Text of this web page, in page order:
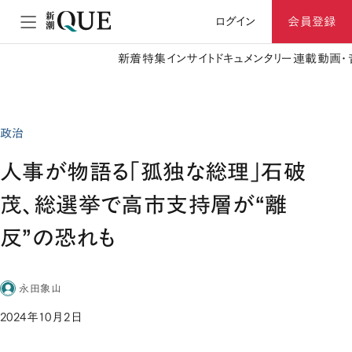
ログイン 会員登録
新着特集 インサイト ドキュメンタリー 連載動画
政治
人事が物語る「孤独な総理」石破
茂、総選挙で高市支持層が“離
反”の恐れも
永田象山
2024年10月2日